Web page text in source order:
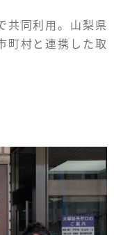
共同利用。山梨県
町村と連携した取